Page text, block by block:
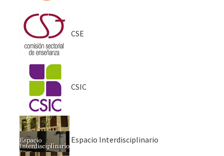
CSE
CSIC
Espacio Interdisciplinario